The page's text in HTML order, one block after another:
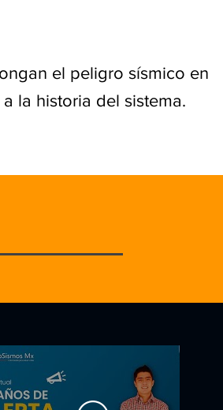
el peligro sísmico en
la historia del sistema.